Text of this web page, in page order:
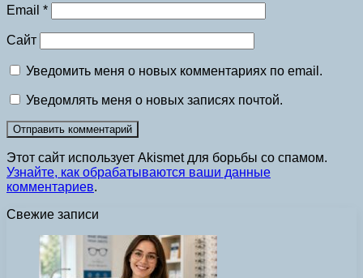
Email *
Сайт
Уведомить меня о новых комментариях по email.
Уведомлять меня о новых записях почтой.
Этот сайт использует Akismet для борьбы со спамом.
Узнайте, как обрабатываются ваши данные
комментариев.
Свежие записи